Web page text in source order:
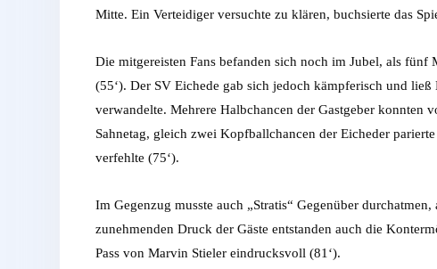
Mitte. Ein Verteidiger versuchte zu klären, buchsierte das
Die mitgereisten Fans befanden sich noch im Jubel, als
(55‘). Der SV Eichede gab sich jedoch kämpferisch und
verwandelte. Mehrere Halbchancen der Gastgeber konnten
Sahnetag, gleich zwei Kopfballchancen der Eicheder
verfehlte (75‘).
Im Gegenzug musste auch „Stratis“ Gegenüber
zunehmenden Druck der Gäste entstanden auch die
Pass von Marvin Stieler eindrucksvoll (81‘).